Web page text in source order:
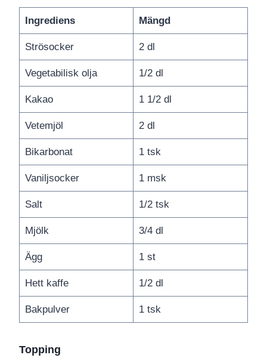
Ingrediens Mängd
Strösocker 2 dl
Vegetabilisk olja 1/2 dl
Kakao 1 1/2 dl
Vetemjöl 2 dl
Bikarbonat 1 tsk
Vaniljsocker 1 msk
Salt 1/2 tsk
Mjölk 3/4 dl
Ägg 1 st
Hett kaffe 1/2 dl
Bakpulver 1 tsk
Topping